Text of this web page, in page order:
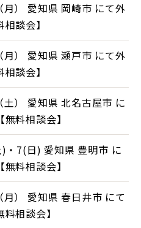
） 愛知県 岡崎市 にて外
談会】
） 愛知県 瀬戸市 にて外
談会】
） 愛知県 北名古屋市 に
料相談会】
・7(日) 愛知県 豊明市 に
料相談会】
） 愛知県 春日井市 にて
相談会】